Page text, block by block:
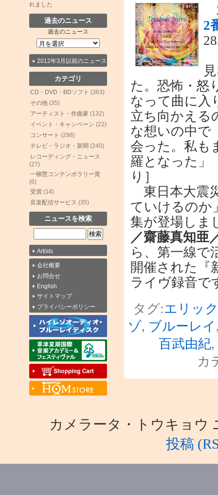
れました
過去のニュース
過去のニュース
2012年3月以前のニュース
カテゴリ
CD・DVD・BDソフト (363)
その他 (35)
アーティスト・作曲家 (132)
イベント・キャンペーン (22)
コンサート (298)
テレビ・ラジオ・新聞 (240)
レコーディング・ニュース
(27)
一柳慧コンテンポラリー賞
(6)
受賞 (14)
音楽配信サービス (35)
ニュースを検索
Artists
会社概要
お問合せ
English
サイトマップ
プライバシーポリシー
2
た。恐怖・怒
なって曲に入
立ち向かえる
な想いの中で
会った。私も
羅となった」
り］
東日本大震
ていけるのか
集が登場しま
／齋藤真知亜
ら、第一線で
開催された『
ライヴ録音で
タグ:エリッ
ゾ, ブルーレイ
百武由紀,
カ
カメラータ・トウキョウ
投稿